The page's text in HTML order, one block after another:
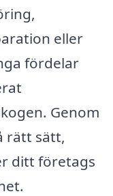
eller
fördelar
Genom
rätt sätt,
ditt företags